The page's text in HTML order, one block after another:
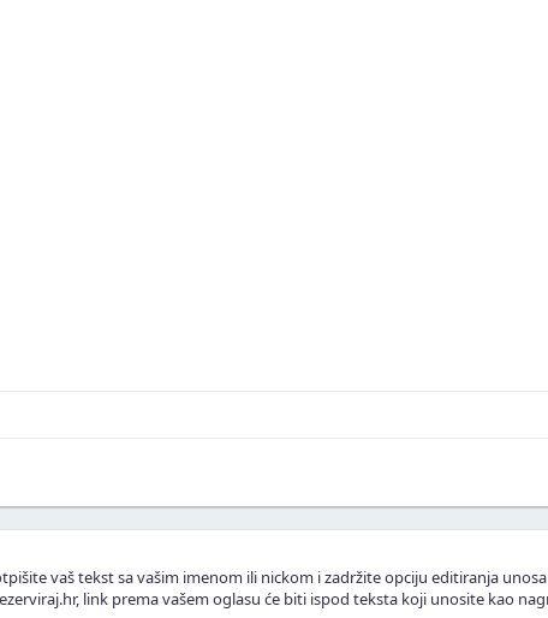
ili fotografije.
vaš tekst sa vašim imenom ili nickom i zadržite opciju editiranja
link prema vašem oglasu će biti ispod teksta koji unosite kao